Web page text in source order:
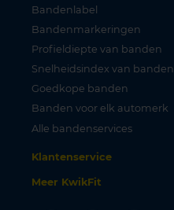
Bandenlabel
Bandenmarkeringen
Profieldiepte van banden
Snelheidsindex van banden
Goedkope banden
Banden voor elk automerk
Alle bandenservices
Klantenservice
Meer KwikFit